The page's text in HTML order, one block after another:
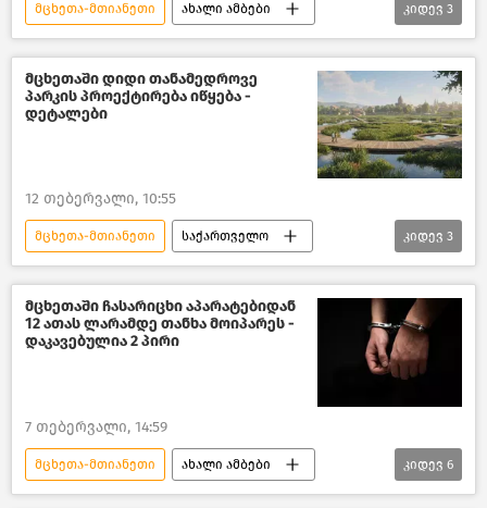
მცხეთა-მთიანეთი ახალი ამბები
საქართველო მცხეთა
სრულიად საქართველოს კათოლიკოს–პატრიარქი ილია მეორე
კიდევ 3
მცხეთაში დიდი თანამედროვე
პარკის პროექტირება იწყება -
დეტალები
12 თებერვალი, 10:55
მცხეთა-მთიანეთი საქართველო
ახალი ამბები მცხეთა
საზოგადოება
კიდევ 3
მცხეთაში ჩასარიცხი აპარატებიდან
12 ათას ლარამდე თანხა მოიპარეს -
დაკავებულია 2 პირი
7 თებერვალი, 14:59
მცხეთა-მთიანეთი ახალი ამბები
საქართველო
კიდევ 6